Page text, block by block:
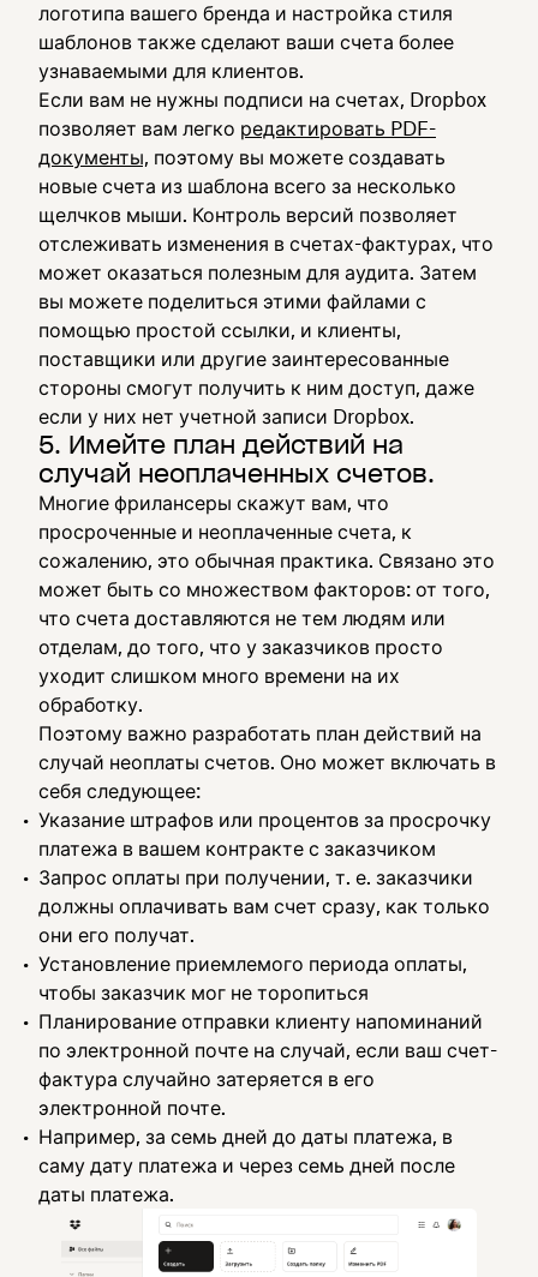
логотипа вашего бренда и настройка стиля
шаблонов также сделают ваши счета более
узнаваемыми для клиентов.
Если вам не нужны подписи на счетах, Dropbox
позволяет вам легко редактировать PDF-
документы, поэтому вы можете создавать
новые счета из шаблона всего за несколько
щелчков мыши. Контроль версий позволяет
отслеживать изменения в счетах-фактурах, что
может оказаться полезным для аудита. Затем
вы можете поделиться этими файлами с
помощью простой ссылки, и клиенты,
поставщики или другие заинтересованные
стороны смогут получить к ним доступ, даже
если у них нет учетной записи Dropbox.
5. Имейте план действий на
случай неоплаченных счетов.
Многие фрилансеры скажут вам, что
просроченные и неоплаченные счета, к
сожалению, это обычная практика. Связано это
может быть со множеством факторов: от того,
что счета доставляются не тем людям или
отделам, до того, что у заказчиков просто
уходит слишком много времени на их
обработку.
Поэтому важно разработать план действий на
случай неоплаты счетов. Оно может включать в
себя следующее:
Указание штрафов или процентов за просрочку
платежа в вашем контракте с заказчиком
Запрос оплаты при получении, т. е. заказчики
должны оплачивать вам счет сразу, как только
они его получат.
Установление приемлемого периода оплаты,
чтобы заказчик мог не торопиться
Планирование отправки клиенту напоминаний
по электронной почте на случай, если ваш счет-
фактура случайно затеряется в его
электронной почте.
Например, за семь дней до даты платежа, в
саму дату платежа и через семь дней после
даты платежа.